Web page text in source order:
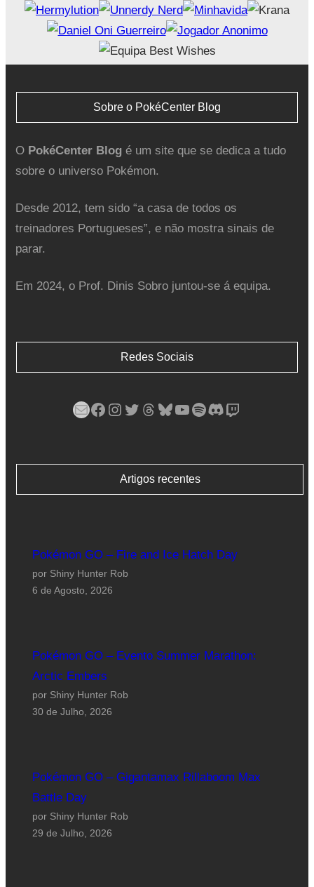
Sobre o PokéCenter Blog
O PokéCenter Blogé um site que se dedica a tudo
sobre o universo Pokémon.
Desde 2012, tem sido “a casa de todos os
treinadores Portugueses”, e não mostra sinais de
parar.
Em 2024, o Prof. Dinis Sobro juntou-se á equipa.
Redes Sociais
Mail Facebook Instagram Twitter Threads Bluesky YouTube Spotify Discord Twitch
Artigos recentes
Pokémon GO – Fire and Ice Hatch Day
por Shiny Hunter Rob
6 de Agosto, 2026
Pokémon GO – Evento Summer Marathon:
Arctic Embers
por Shiny Hunter Rob
30 de Julho, 2026
Pokémon GO – Gigantamax Rillaboom Max
Battle Day
por Shiny Hunter Rob
29 de Julho, 2026